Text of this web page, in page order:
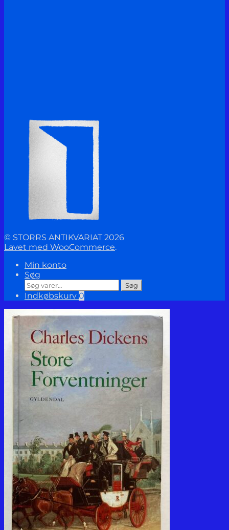
© STORRS ANTIKVARIAT 2026
Lavet med WooCommerce.
Min konto
Søg
Søg
efter:
Søg
Indkøbskurv 0